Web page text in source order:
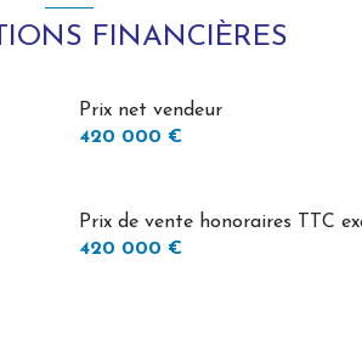
FINANCIÈRES
Prix net vendeur
420 000 €
Prix de vente honoraires TTC
420 000 €